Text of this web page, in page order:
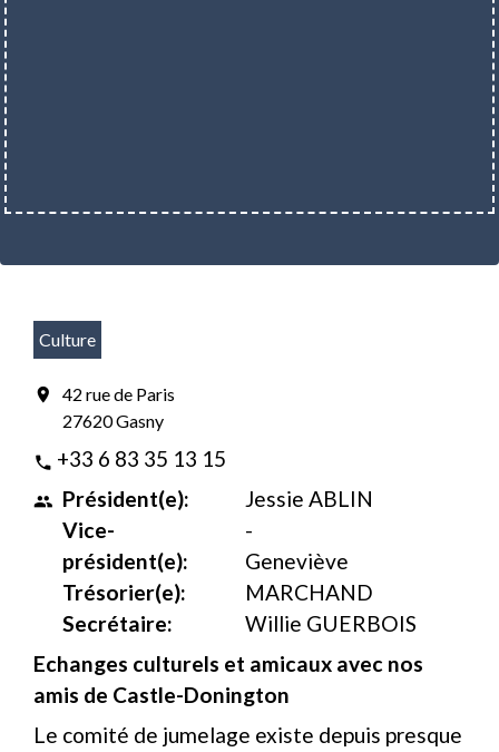
Culture
location_on
42 rue de Paris
27620 Gasny
phone +33 6 83 35 13 15
people Président(e):
Vice-
président(e):
Trésorier(e):
Secrétaire:
Jessie ABLIN
-
Geneviève
MARCHAND
Willie GUERBOIS
Echanges culturels et amicaux avec nos
amis de Castle-Donington
Le comité de jumelage existe depuis presque